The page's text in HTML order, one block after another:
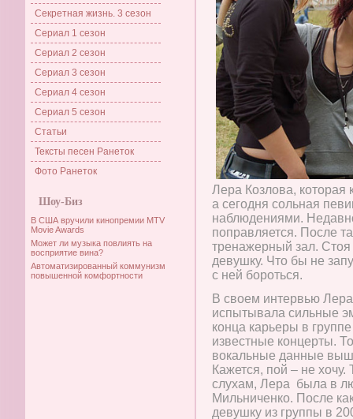
Секретная жизнь. 3 сезон
Сериал 1 сезон
Сериал 2 сезон
Сериал 3 сезон
Сериал 4 сезон
Сериал 5 сезон
Статьи
Тексты песен Ранеток
Фото Ранеток
Шоу-Биз
В США вручили кинопремии MTV
Movie Awards
Может ли музыка повлиять на
восприятие вина?
Автоматизированный коммунизм
повышенной комфортности
Лера Козлова, которая
а сегодня сольная
наблюдениями.
поправляется. После
тренажерный зал.
девушку. Что бы не
с ней бороться.
В своем интервью
испытывала сильные
конца карьеры в
известные концерты.
вокальные данные
Кажется, пой – не
слухам, Лера была в
Мильниченко. После
девушку из группы в